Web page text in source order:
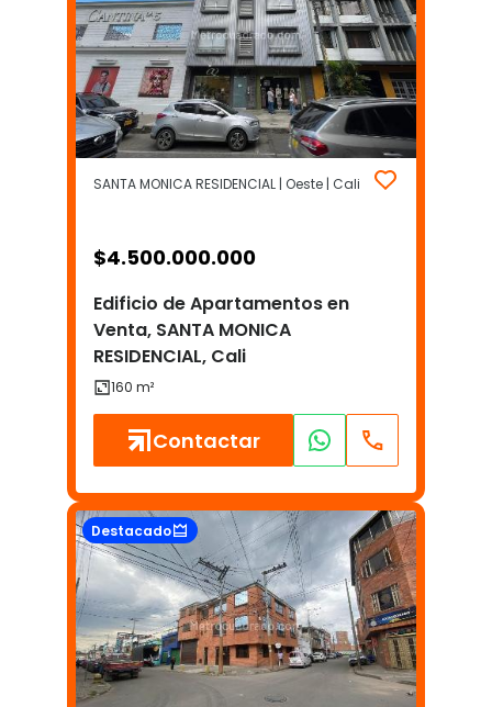
SANTA MONICA RESIDENCIAL | Oeste | Cali
$4.500.000.000
Edificio de Apartamentos en
Venta, SANTA MONICA
RESIDENCIAL, Cali
Contactar
Destacado